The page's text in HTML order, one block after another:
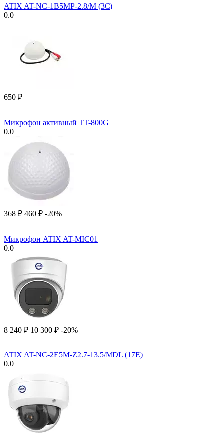
ATIX AT-NC-1B5MP-2.8/M (3C)
0.0
‍650‍ ₽
Микрофон активный TT-800G
0.0
‍368‍ ₽ ‍460‍ ₽ -20%
Микрофон ATIX AT-MIC01
0.0
8 240 ₽ 10 300 ₽ -20%
ATIX AT-NC-2E5M-Z2.7-13.5/MDL (17E)
0.0